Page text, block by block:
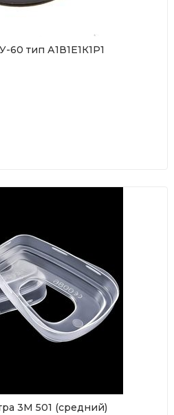
60 тип А1В1Е1К1P1
3М 501 (средний)